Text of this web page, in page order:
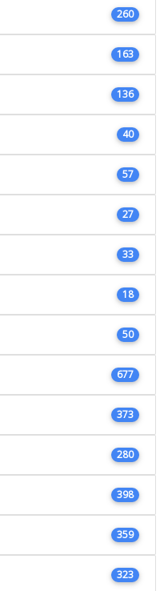
260
163
136
40
57
27
33
18
50
677
373
280
398
359
323